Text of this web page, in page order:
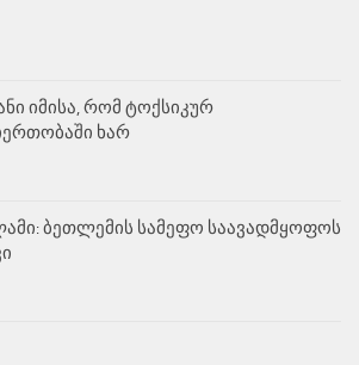
იმისა, რომ ტოქსიკურ
ხარ
ბეთლემის სამეფო საავადმყოფოს